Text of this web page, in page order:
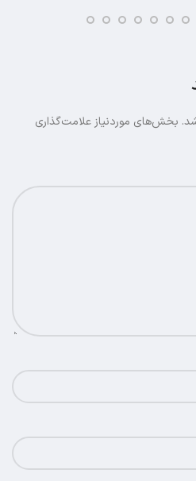
بخش‌های موردنیاز علامت‌گذاری